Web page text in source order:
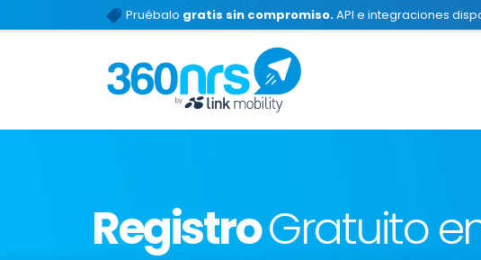
Pruébalo gratis sin compromiso.API e integraciones
RegistroGratuito